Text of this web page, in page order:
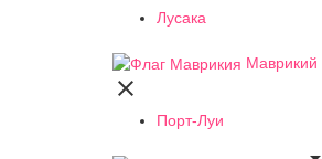
Лусака
Маврикий

Порт-Луи